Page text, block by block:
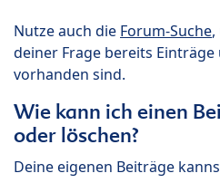
Nutze auch die Forum-Suche
deiner Frage bereits
vorhanden sind.
Wie kann ich einen
oder löschen?
Deine eigenen Beiträge